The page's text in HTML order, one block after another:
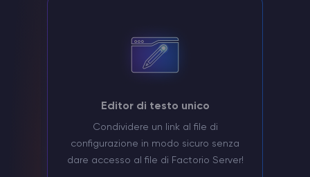
Editor di testo unico
Condividere un link al file di
configurazione in modo sicuro senza
dare accesso al file di Factorio Server!